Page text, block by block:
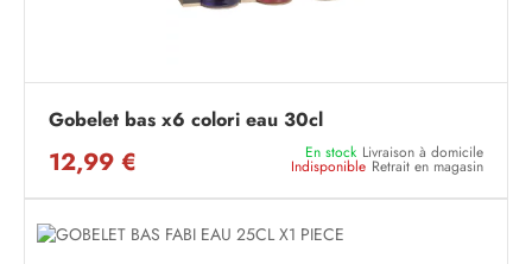
Gobelet bas x6 colori eau 30cl
12,99 € En stock Livraison à domicile
Indisponible Retrait en magasin